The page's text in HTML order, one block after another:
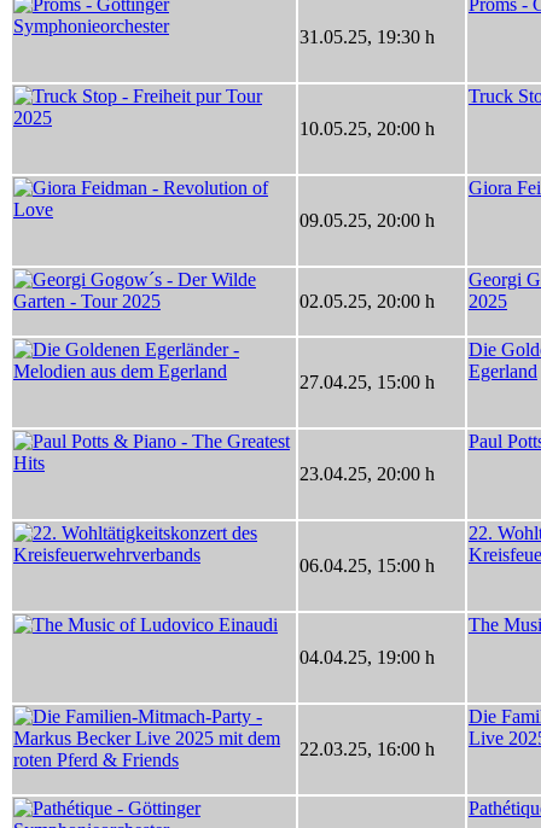
31.05.25, 19:30 h
10.05.25, 20:00 h
Truck
09.05.25, 20:00 h
Giora
02.05.25, 20:00 h
Georgi
2025
27.04.25, 15:00 h
Die
Egerland
23.04.25, 20:00 h
Paul
06.04.25, 15:00 h
22.
04.04.25, 19:00 h
The
22.03.25, 16:00 h
Die
Live